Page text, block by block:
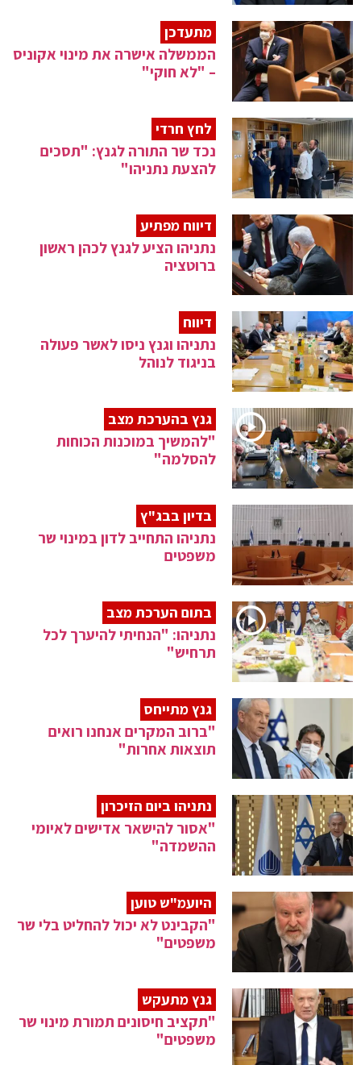
מתעדכן
הממשלה אישרה את מינוי אקוניס
– "לא חוקי"
לחץ חרדי
נכד שר התורה לגנץ: "תסכים
להצעת נתניהו"
דיווח מפתיע
נתניהו הציע לגנץ לכהן ראשון
ברוטציה
דיווח
נתניהו וגנץ ניסו לאשר פעולה
בניגוד לנוהל
גנץ בהערכת מצב
"להמשיך במוכנות הכוחות
להסלמה"
בדיון בבג"ץ
נתניהו התחייב לדון במינוי שר
משפטים
בתום הערכת מצב
נתניהו: "הנחיתי להיערך לכל
תרחיש"
גנץ מתייחס
"ברוב המקרים אנחנו רואים
תוצאות אחרות"
נתניהו ביום הזיכרון
"אסור להישאר אדישים לאיומי
ההשמדה"
היועמ"ש טוען
"הקבינט לא יכול להחליט בלי שר
משפטים"
גנץ מתעקש
"תקציב חיסונים תמורת מינוי שר
משפטים"